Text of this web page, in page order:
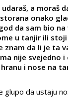
a moraš
onako
da sam bio
u tanjir ili
znam da li je ta
nije svejedno
i nose na
glupo da ustaju